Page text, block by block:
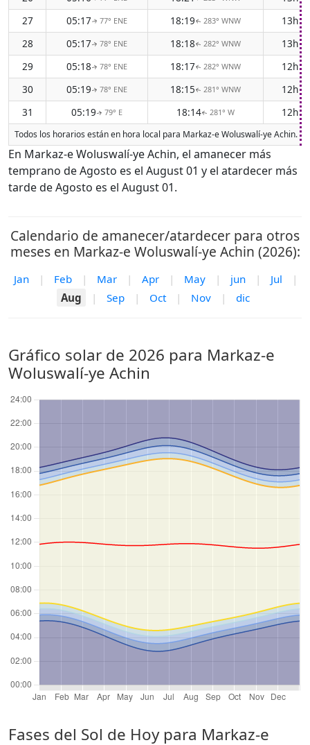
27
05:17↑ 77° ENE 18:19↑ 283° WNW
13h
28
05:17↑ 78° ENE 18:18↑ 282° WNW
13h
29
05:18↑ 78° ENE 18:17↑ 282° WNW
12h
30
05:19↑ 78° ENE 18:15↑ 281° WNW
12h
31
05:19↑ 79° E 18:14↑ 281° W 12h
Todos los horarios están en hora local para Markaz-e Woluswalí-ye Achin.
En Markaz-e Woluswalí-ye Achin, el amanecer más
temprano de Agosto es el August 01 y el atardecer más
tarde de Agosto es el August 01.
Calendario de amanecer/atardecer para otros
meses en Markaz-e Woluswalí-ye Achin (2026):
Jan | Feb | Mar | Apr | May | jun | Jul
|
Aug
| Sep | Oct | Nov | dic
Gráfico solar de 2026 para Markaz-e
Woluswalí-ye Achin
Fases del Sol de Hoy para Markaz-e